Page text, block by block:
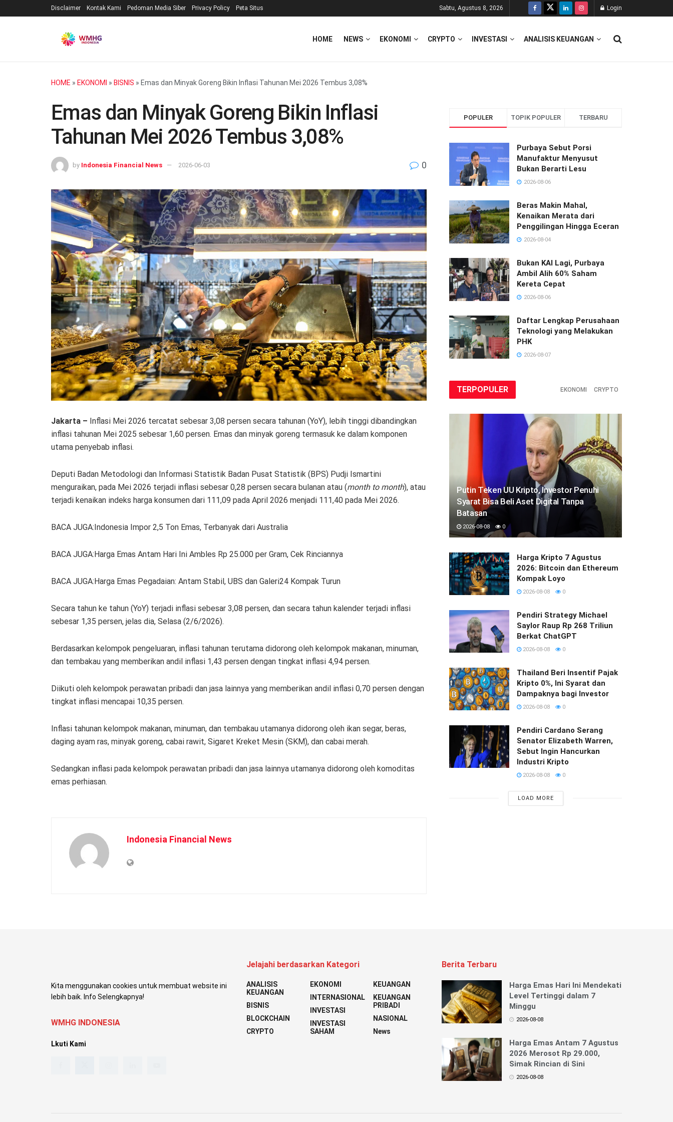
Disclaimer Kontak Kami Pedoman Media Siber Privacy Policy Peta Situs Sabtu, Agustus 8, 2026 Login
HOME NEWS EKONOMI CRYPTO INVESTASI ANALISIS KEUANGAN
HOME » EKONOMI » BISNIS » Emas dan Minyak Goreng Bikin Inflasi Tahunan Mei 2026 Tembus 3,08%
Emas dan Minyak Goreng Bikin Inflasi
Tahunan Mei 2026 Tembus 3,08%
by Indonesia Financial News 2026-06-03 0
Jakarta – Inflasi Mei 2026 tercatat sebesar 3,08 persen secara tahunan (YoY), lebih tinggi dibandingkan
inflasi tahunan Mei 2025 sebesar 1,60 persen. Emas dan minyak goreng termasuk ke dalam komponen
utama penyebab inflasi.
Deputi Badan Metodologi dan Informasi Statistik Badan Pusat Statistik (BPS) Pudji Ismartini
menguraikan, pada Mei 2026 terjadi inflasi sebesar 0,28 persen secara bulanan atau (month to month), atau
terjadi kenaikan indeks harga konsumen dari 111,09 pada April 2026 menjadi 111,40 pada Mei 2026.
BACA JUGA:Indonesia Impor 2,5 Ton Emas, Terbanyak dari Australia
BACA JUGA:Harga Emas Antam Hari Ini Ambles Rp 25.000 per Gram, Cek Rinciannya
BACA JUGA:Harga Emas Pegadaian: Antam Stabil, UBS dan Galeri24 Kompak Turun
Secara tahun ke tahun (YoY) terjadi inflasi sebesar 3,08 persen, dan secara tahun kalender terjadi inflasi
sebesar 1,35 persen, jelas dia, Selasa (2/6/2026).
Berdasarkan kelompok pengeluaran, inflasi tahunan terutama didorong oleh kelompok makanan, minuman,
dan tembakau yang memberikan andil inflasi 1,43 persen dengan tingkat inflasi 4,94 persen.
Diikuti oleh kelompok perawatan pribadi dan jasa lainnya yang memberikan andil inflasi 0,70 persen dengan
tingkat inflasi mencapai 10,35 persen.
Inflasi tahunan kelompok makanan, minuman, dan tembakau utamanya didorong oleh ikan segar, beras,
daging ayam ras, minyak goreng, cabai rawit, Sigaret Kreket Mesin (SKM), dan cabai merah.
Sedangkan inflasi pada kelompok perawatan pribadi dan jasa lainnya utamanya didorong oleh komoditas
emas perhiasan.
Indonesia Financial News
POPULER TOPIK POPULER TERBARU
Purbaya Sebut Porsi
Manufaktur Menyusut
Bukan Berarti Lesu
2026-08-06
Beras Makin Mahal,
Kenaikan Merata dari
Penggilingan Hingga Eceran
2026-08-04
Bukan KAI Lagi, Purbaya
Ambil Alih 60% Saham
Kereta Cepat
2026-08-06
Daftar Lengkap Perusahaan
Teknologi yang Melakukan
PHK
2026-08-07
TERPOPULER EKONOMI CRYPTO
Putin Teken UU Kripto, Investor Penuhi
Syarat Bisa Beli Aset Digital Tanpa
Batasan
2026-08-08 0
Harga Kripto 7 Agustus
2026: Bitcoin dan Ethereum
Kompak Loyo
2026-08-08 0
Pendiri Strategy Michael
Saylor Raup Rp 268 Triliun
Berkat ChatGPT
2026-08-08 0
Thailand Beri Insentif Pajak
Kripto 0%, Ini Syarat dan
Dampaknya bagi Investor
2026-08-08 0
Pendiri Cardano Serang
Senator Elizabeth Warren,
Sebut Ingin Hancurkan
Industri Kripto
2026-08-08 0
LOAD MORE
Kita menggunakan cookies untuk membuat website ini
lebih baik. Info Selengkapnya!
WMHG INDONESIA
Lkuti Kami
Jelajahi berdasarkan Kategori
ANALISIS
KEUANGAN
BISNIS
BLOCKCHAIN
CRYPTO
EKONOMI
INTERNASIONAL
INVESTASI
INVESTASI
SAHAM
KEUANGAN
KEUANGAN
PRIBADI
NASIONAL
News
Berita Terbaru
Harga Emas Hari Ini Mendekati
Level Tertinggi dalam 7
Minggu
2026-08-08
Harga Emas Antam 7 Agustus
2026 Merosot Rp 29.000,
Simak Rincian di Sini
2026-08-08